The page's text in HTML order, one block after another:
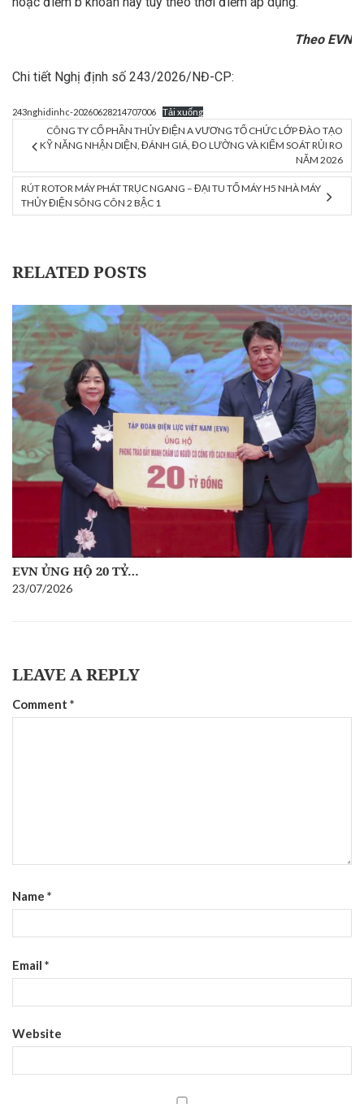
Theo EVN
Chi tiết Nghị định số 243/2026/NĐ-CP:
243nghidinhc-20260628214707006 Tải xuống
CÔNG TY CỔ PHẦN THỦY ĐIỆN A VƯƠNG TỔ CHỨC LỚP ĐÀO TẠO
KỸ NĂNG NHẬN DIỆN, ĐÁNH GIÁ, ĐO LƯỜNG VÀ KIỂM SOÁT RỦI RO
NĂM 2026
RÚT ROTOR MÁY PHÁT TRỤC NGANG – ĐẠI TU TỔ MÁY H5 NHÀ MÁY
THỦY ĐIỆN SÔNG CÔN 2 BẬC 1
RELATED POSTS
EVN ỦNG HỘ 20 TỶ…
23/07/2026
LEAVE A REPLY
Comment *
Name *
Email *
Website